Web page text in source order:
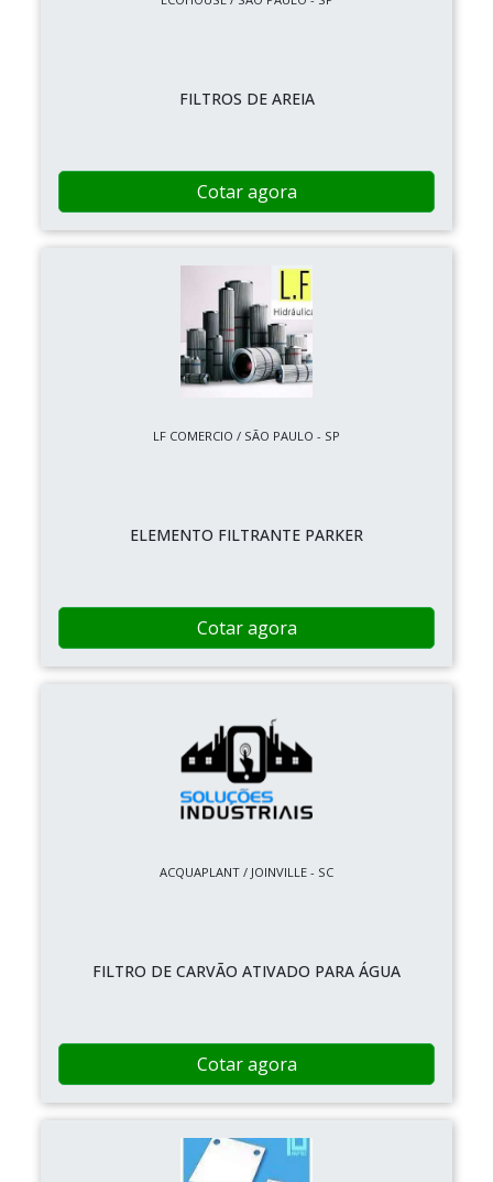
FILTROS DE AREIA
Cotar agora
LF COMERCIO / SÃO PAULO - SP
ELEMENTO FILTRANTE PARKER
Cotar agora
ACQUAPLANT / JOINVILLE - SC
FILTRO DE CARVÃO ATIVADO PARA ÁGUA
Cotar agora